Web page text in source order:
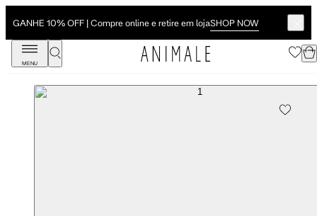
GANHE 10% OFF | Compre online e retire em lojaSHOP NOW
MENU